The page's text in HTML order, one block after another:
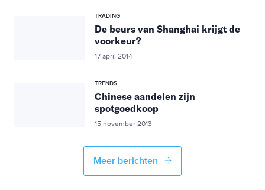
TRADING
De beurs van Shanghai krijgt de
voorkeur?
17 april 2014
TRENDS
Chinese aandelen zijn
spotgoedkoop
15 november 2013
Meer berichten